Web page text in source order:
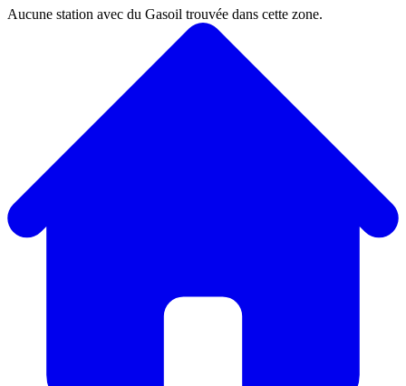
Aucune station avec du Gasoil trouvée dans cette zone.